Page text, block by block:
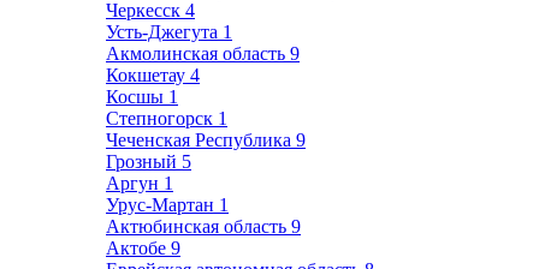
Черкесск 4
Усть-Джегута 1
Акмолинская область 9
Кокшетау 4
Косшы 1
Степногорск 1
Чеченская Республика 9
Грозный 5
Аргун 1
Урус-Мартан 1
Актюбинская область 9
Актобе 9